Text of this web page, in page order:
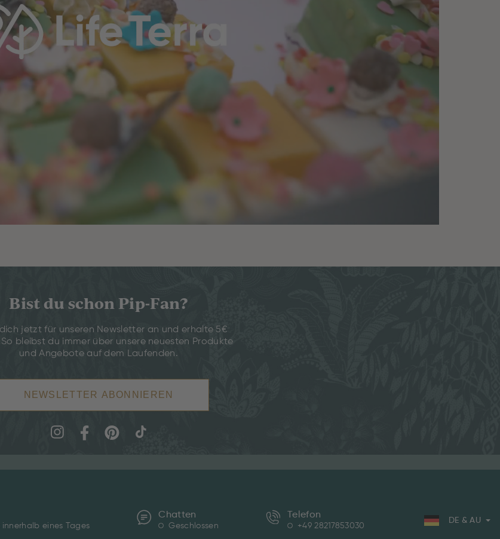
Bist du schon Pip-Fan?
jetzt für unseren Newsletter an und erhalte 5€
bleibst du immer über unsere neuesten Produkte
und Angebote auf dem Laufenden.
NEWSLETTER ABONNIEREN
eines Tages
Chatten
Geschlossen
Telefon
+49 28217853030
DE & AU